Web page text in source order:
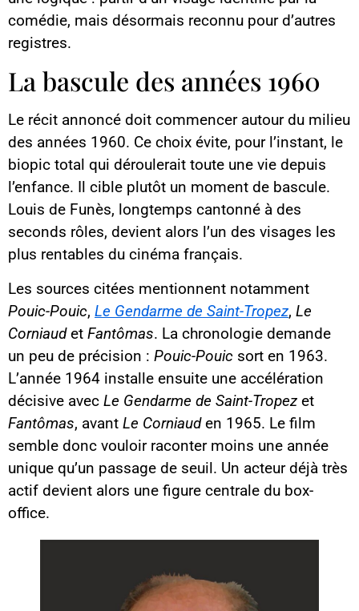
comédie, mais désormais reconnu pour d’autres
registres.
La bascule des années 1960
Le récit annoncé doit commencer autour du milieu
des années 1960. Ce choix évite, pour l’instant, le
biopic total qui déroulerait toute une vie depuis
l’enfance. Il cible plutôt un moment de bascule.
Louis de Funès, longtemps cantonné à des
seconds rôles, devient alors l’un des visages les
plus rentables du cinéma français.
Les sources citées mentionnent notamment
Pouic-Pouic, Le Gendarme de Saint-Tropez, Le
Corniaudet Fantômas. La chronologie demande
un peu de précision : Pouic-Pouic sort en 1963.
L’année 1964 installe ensuite une accélération
décisive avec Le Gendarme de Saint-Tropez et
Fantômas, avant Le Corniauden 1965. Le film
semble donc vouloir raconter moins une année
unique qu’un passage de seuil. Un acteur déjà très
actif devient alors une figure centrale du box-
office.